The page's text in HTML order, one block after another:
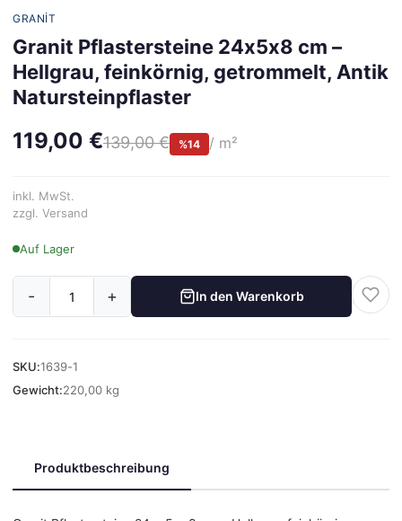
GRANIT
Granit Pflastersteine 24x5x8 cm –
Hellgrau, feinkörnig, getrommelt, Antik
Natursteinpflaster
119,00 €139,00 € %14 / m²
inkl. MwSt.
zzgl. Versand
Auf Lager
- + In den Warenkorb
SKU:1639-1
Gewicht:220,00 kg
Produktbeschreibung